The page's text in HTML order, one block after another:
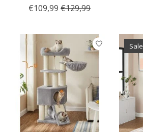
€109,99 €129,99
Sale